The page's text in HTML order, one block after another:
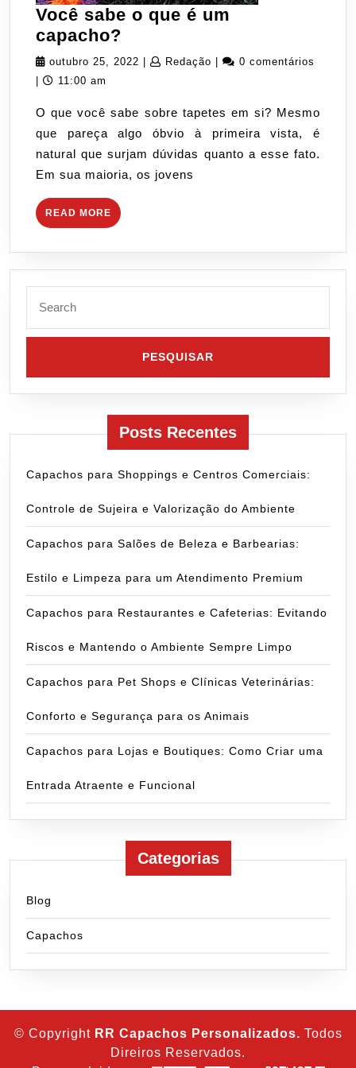
Você sabe o que é um
capacho?
sabe
é
um
capacho?
outubro 25, 2022 outubroRedação Redação0 comentários
11:00 am
O que você sabe sobre tapetes em si? Mesmo
que pareça algo óbvio à primeira vista, é
natural que surjam dúvidas quanto a esse fato.
Em sua maioria, os jovens
READ MORE READ
MORE
for:
Posts Recentes
Capachos para Shoppings e Centros Comerciais:
Controle de Sujeira e Valorização do Ambiente
Capachos para Salões de Beleza e Barbearias:
Estilo e Limpeza para um Atendimento Premium
Capachos para Restaurantes e Cafeterias: Evitando
Riscos e Mantendo o Ambiente Sempre Limpo
Capachos para Pet Shops e Clínicas Veterinárias:
Conforto e Segurança para os Animais
Capachos para Lojas e Boutiques: Como Criar uma
Entrada Atraente e Funcional
Categorias
Blog
Capachos
© Copyright RR Capachos Personalizados. Todos
Direiros Reservados.